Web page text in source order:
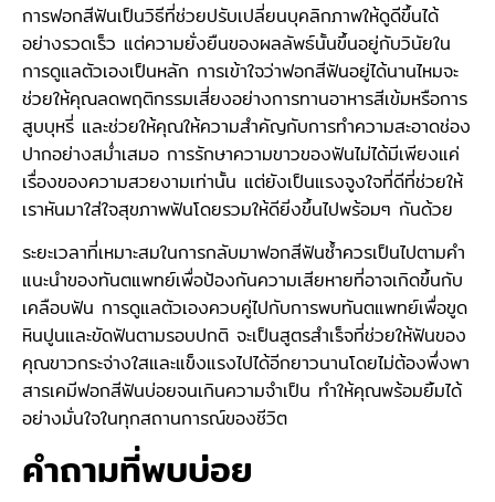
การฟอกสีฟันเป็นวิธีที่ช่วยปรับเปลี่ยนบุคลิกภาพให้ดูดีขึ้นได้
อย่างรวดเร็ว แต่ความยั่งยืนของผลลัพธ์นั้นขึ้นอยู่กับวินัยใน
การดูแลตัวเองเป็นหลัก การเข้าใจว่าฟอกสีฟันอยู่ได้นานไหมจะ
ช่วยให้คุณลดพฤติกรรมเสี่ยงอย่างการทานอาหารสีเข้มหรือการ
สูบบุหรี่ และช่วยให้คุณให้ความสำคัญกับการทำความสะอาดช่อง
ปากอย่างสม่ำเสมอ การรักษาความขาวของฟันไม่ได้มีเพียงแค่
เรื่องของความสวยงามเท่านั้น แต่ยังเป็นแรงจูงใจที่ดีที่ช่วยให้
เราหันมาใส่ใจสุขภาพฟันโดยรวมให้ดียิ่งขึ้นไปพร้อมๆ กันด้วย
ระยะเวลาที่เหมาะสมในการกลับมาฟอกสีฟันซ้ำควรเป็นไปตามคำ
แนะนำของทันตแพทย์เพื่อป้องกันความเสียหายที่อาจเกิดขึ้นกับ
เคลือบฟัน การดูแลตัวเองควบคู่ไปกับการพบทันตแพทย์เพื่อขูด
หินปูนและขัดฟันตามรอบปกติ จะเป็นสูตรสำเร็จที่ช่วยให้ฟันของ
คุณขาวกระจ่างใสและแข็งแรงไปได้อีกยาวนานโดยไม่ต้องพึ่งพา
สารเคมีฟอกสีฟันบ่อยจนเกินความจำเป็น ทำให้คุณพร้อมยิ้มได้
อย่างมั่นใจในทุกสถานการณ์ของชีวิต
คำถามที่พบบ่อย